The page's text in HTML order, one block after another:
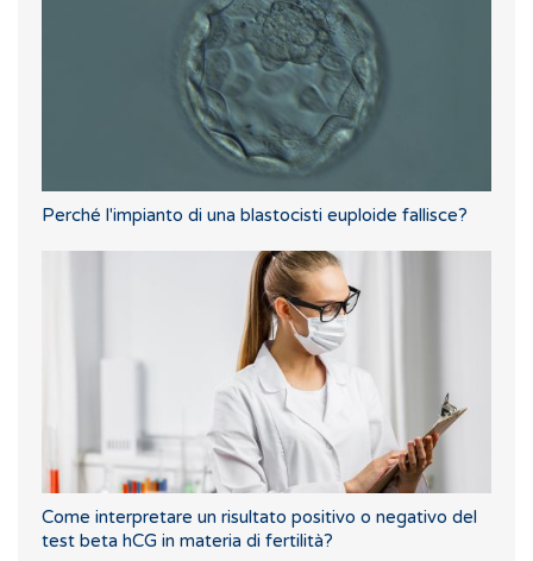
Perché l'impianto di una blastocisti euploide fallisce?
Come interpretare un risultato positivo o negativo del
test beta hCG in materia di fertilità?